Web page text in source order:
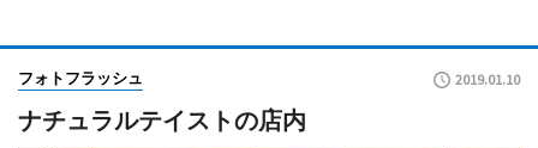
フォトフラッシュ 2019.01.10
ナチュラルテイストの店内